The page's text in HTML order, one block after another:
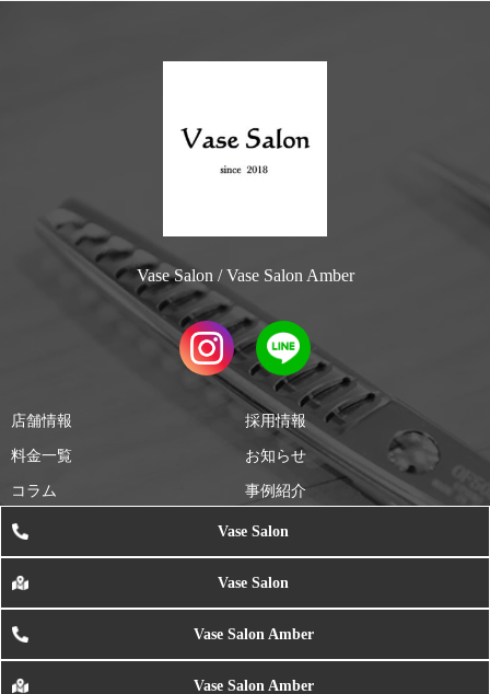
Vase Salon / Vase Salon Amber
店舗情報 採用情報
料金一覧 お知らせ
コラム 事例紹介
札幌市南区美容室 ヴェイスサロン&ヴェイスサロンアンバー | 川沿
Vase Salon
Vase Salon
Vase Salon Amber
Vase Salon Amber